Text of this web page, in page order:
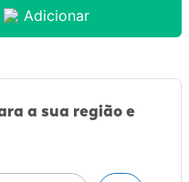
Adicionar
a sua região e